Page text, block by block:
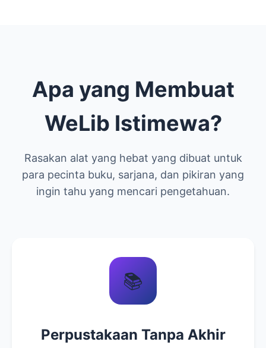
Apa yang Membuat
WeLib Istimewa?
Rasakan alat yang hebat yang dibuat untuk
para pecinta buku, sarjana, dan pikiran yang
ingin tahu yang mencari pengetahuan.
📚
Perpustakaan Tanpa Akhir